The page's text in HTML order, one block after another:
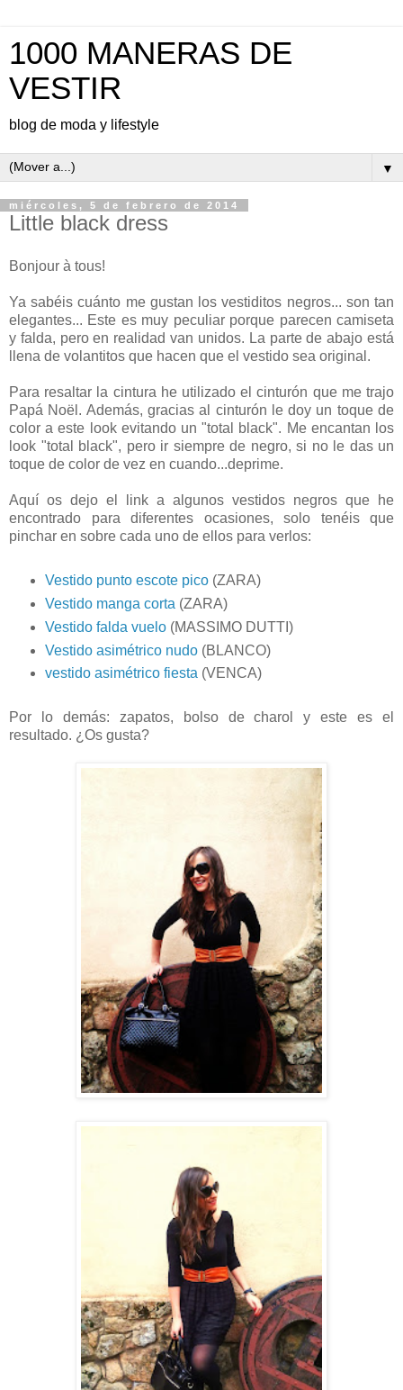
1000 MANERAS DE
VESTIR
blog de moda y lifestyle
▼
miércoles, 5 de febrero de 2014
Little black dress
Bonjour à tous!
Ya sabéis cuánto me gustan los vestiditos negros... son tan
elegantes... Este es muy peculiar porque parecen camiseta
y falda, pero en realidad van unidos. La parte de abajo está
llena de volantitos que hacen que el vestido sea original.
Para resaltar la cintura he utilizado el cinturón que me trajo
Papá Noël. Además, gracias al cinturón le doy un toque de
color a este look evitando un "total black". Me encantan los
look "total black", pero ir siempre de negro, si no le das un
toque de color de vez en cuando...deprime.
Aquí os dejo el link a algunos vestidos negros que he
encontrado para diferentes ocasiones, solo tenéis que
pinchar en sobre cada uno de ellos para verlos:
Vestido punto escote pico(ZARA)
Vestido manga corta (ZARA)
Vestido falda vuelo(MASSIMO DUTTI)
Vestido asimétrico nudo(BLANCO)
vestido asimétrico fiesta(VENCA)
Por lo demás: zapatos, bolso de charol y este es el
resultado. ¿Os gusta?